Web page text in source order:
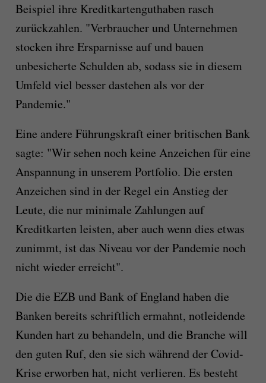
Beispiel ihre Kreditkartenguthaben rasch
zurückzahlen. "Verbraucher und Unternehmen
stocken ihre Ersparnisse auf und bauen
unbesicherte Schulden ab, sodass sie in diesem
Umfeld viel besser dastehen als vor der
Pandemie."
Eine andere Führungskraft einer britischen Bank
sagte: "Wir sehen noch keine Anzeichen für eine
Anspannung in unserem Portfolio. Die ersten
Anzeichen sind in der Regel ein Anstieg der
Leute, die nur minimale Zahlungen auf
Kreditkarten leisten, aber auch wenn dies etwas
zunimmt, ist das Niveau vor der Pandemie noch
nicht wieder erreicht".
Die die EZB und Bank of England haben die
Banken bereits schriftlich ermahnt, notleidende
Kunden hart zu behandeln, und die Branche will
den guten Ruf, den sie sich während der Covid-
Krise erworben hat, nicht verlieren. Es besteht